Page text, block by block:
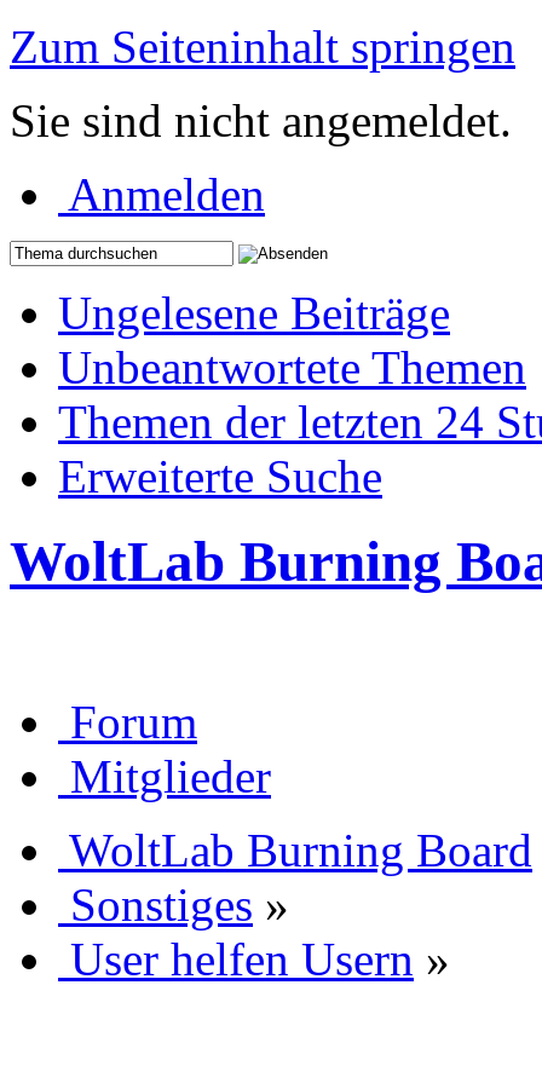
Zum Seiteninhalt springen
Sie sind nicht angemeldet.
Anmelden
Ungelesene Beiträge
Unbeantwortete Themen
Themen der letzten 24
Erweiterte Suche
WoltLab Burning
Forum
Mitglieder
WoltLab Burning Board
Sonstiges »
User helfen Usern »